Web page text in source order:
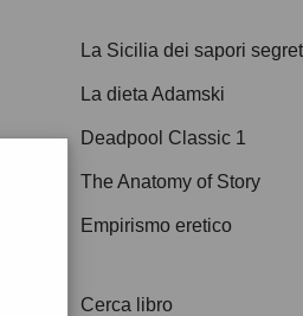
La Sicilia dei sapori
La dieta Adamski
Deadpool Classic 1
The Anatomy of Story
Empirismo eretico
Cerca libro